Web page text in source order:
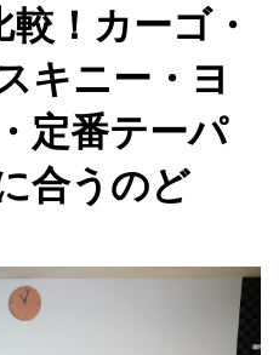
！カーゴ・
キニー・ヨ
定番テーパ
合うのど